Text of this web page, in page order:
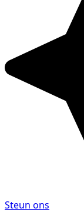
Steun ons